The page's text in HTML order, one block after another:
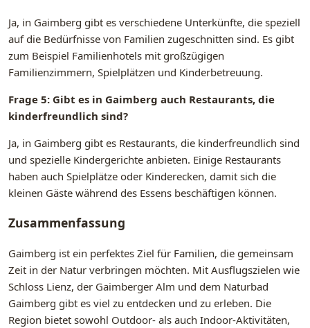
Ja, in Gaimberg gibt es verschiedene Unterkünfte, die speziell
auf die Bedürfnisse von Familien zugeschnitten sind. Es gibt
zum Beispiel Familienhotels mit großzügigen
Familienzimmern, Spielplätzen und Kinderbetreuung.
Frage 5: Gibt es in Gaimberg auch Restaurants, die
kinderfreundlich sind?
Ja, in Gaimberg gibt es Restaurants, die kinderfreundlich sind
und spezielle Kindergerichte anbieten. Einige Restaurants
haben auch Spielplätze oder Kinderecken, damit sich die
kleinen Gäste während des Essens beschäftigen können.
Zusammenfassung
Gaimberg ist ein perfektes Ziel für Familien, die gemeinsam
Zeit in der Natur verbringen möchten. Mit Ausflugszielen wie
Schloss Lienz, der Gaimberger Alm und dem Naturbad
Gaimberg gibt es viel zu entdecken und zu erleben. Die
Region bietet sowohl Outdoor- als auch Indoor-Aktivitäten,